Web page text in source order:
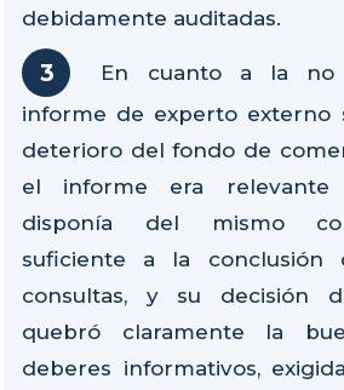
debidamente auditadas.
En cuanto a la no
informe de experto externo
deterioro del fondo de
el informe era
disponía del mismo
suficiente a la conclusión
consultas, y su decisión
quebró claramente la
deberes informativos,